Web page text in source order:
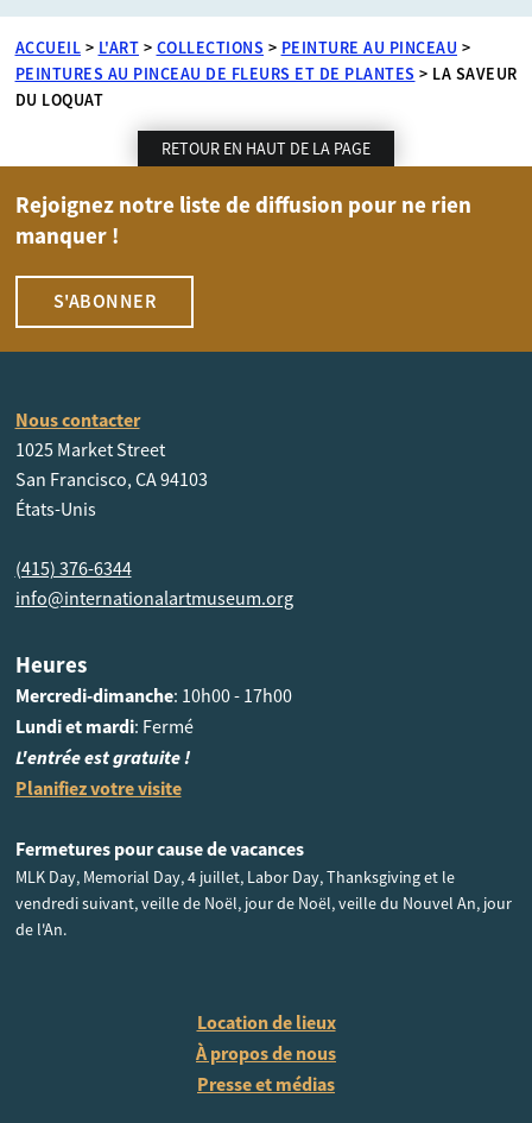
ACCUEIL > L'ART > COLLECTIONS > PEINTURE AU PINCEAU >
PEINTURES AU PINCEAU DE FLEURS ET DE PLANTES > LA SAVEUR
DU LOQUAT
RETOUR EN HAUT DE LA PAGE
Rejoignez notre liste de diffusion pour ne rien
manquer !
S'ABONNER
Nous contacter
1025 Market Street
San Francisco, CA 94103
États-Unis
(415) 376-6344
info@internationalartmuseum.org
Heures
Mercredi-dimanche: 10h00 - 17h00
Lundi et mardi: Fermé
L'entrée est gratuite !
Planifiez votre visite
Fermetures pour cause de vacances
MLK Day, Memorial Day, 4 juillet, Labor Day, Thanksgiving et le
vendredi suivant, veille de Noël, jour de Noël, veille du Nouvel An, jour
de l'An.
Location de lieux
À propos de nous
Presse et médias